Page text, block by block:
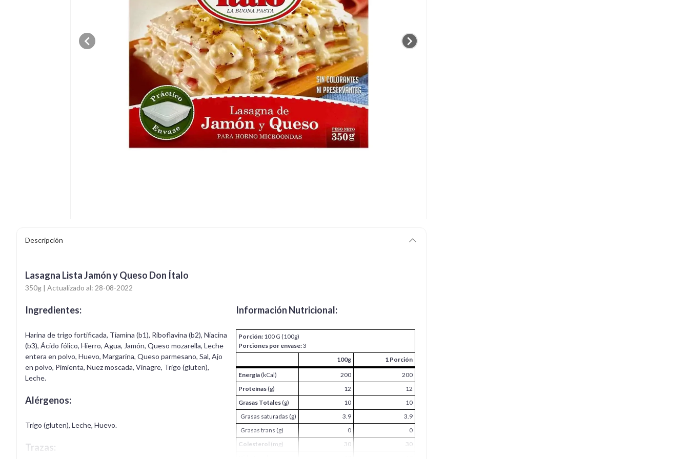
Descripción
Lasagna Lista Jamón y Queso Don Ítalo
350g | Actualizado al: 28-08-2022
Ingredientes:
Harina de trigo fortificada, Tiamina (b1), Riboflavina (b2), Niacina
(b3), Ácido fólico, Hierro, Agua, Jamón, Queso mozarella, Leche
entera en polvo, Huevo, Margarina, Queso parmesano, Sal, Ajo
en polvo, Pimienta, Nuez moscada, Vinagre, Trigo (gluten),
Leche.
Alérgenos:
Trigo (gluten), Leche, Huevo.
Trazas:
Información Nutricional:
Porción: 100 G (100g)
Porciones por envase:3
100g
1 Porción
Energía(kCal) 200
200
Proteínas(g) 12
12
Grasas Totales(g) 10
10
Grasas saturadas (g)
3.9
3.9
Grasas trans (g)
0
0
Colesterol (mg) 30
30